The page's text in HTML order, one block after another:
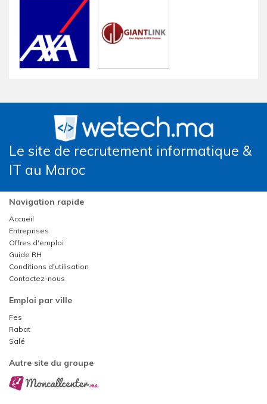
Le site de recrutement informatique &
IT au Maroc
Navigation rapide
Accueil
Entreprises
Offres d'emploi
Guide RH
Conditions d'utilisation
Contactez-nous
Emploi par ville
Fes
Rabat
Salé
Autre site du groupe